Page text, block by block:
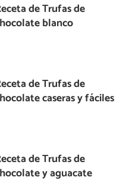
de Trufas de
blanco
de Trufas de
caseras y fáciles
de Trufas de
y aguacate